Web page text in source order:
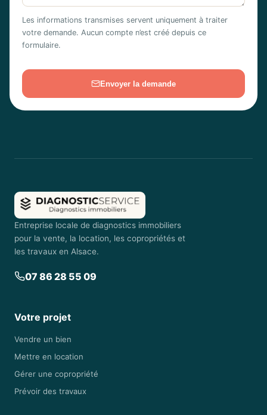
Les informations transmises servent uniquement à traiter
votre demande. Aucun compte n’est créé depuis ce
formulaire.
Envoyer la demande
Entreprise locale de diagnostics immobiliers
pour la vente, la location, les copropriétés et
les travaux en Alsace.
07 86 28 55 09
Votre projet
Vendre un bien
Mettre en location
Gérer une copropriété
Prévoir des travaux